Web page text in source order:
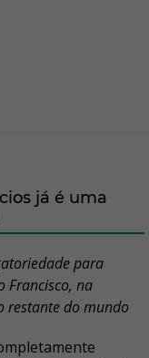
já é uma
para
Francisco, na
restante do mundo